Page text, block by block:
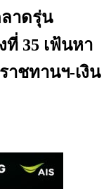
ลาดรุ่น
ที่ 35 เฟ้นหา
าชทานฯ-เงิน